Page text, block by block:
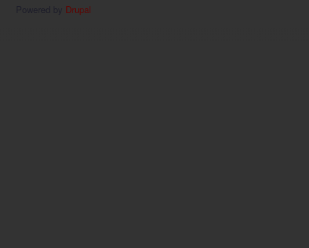
Drupal